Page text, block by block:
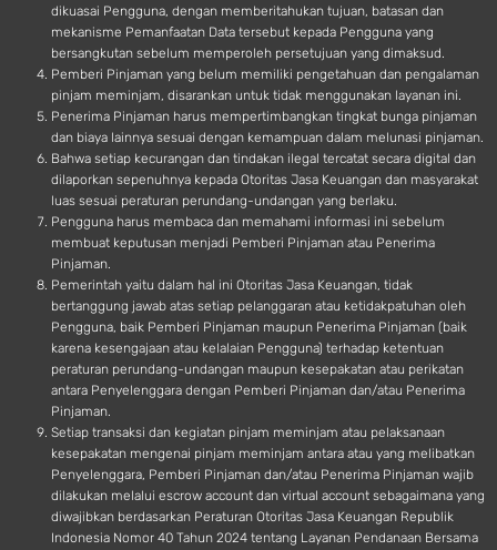
dikuasai Pengguna, dengan memberitahukan tujuan, batasan dan
mekanisme Pemanfaatan Data tersebut kepada Pengguna yang
bersangkutan sebelum memperoleh persetujuan yang dimaksud.
Pemberi Pinjaman yang belum memiliki pengetahuan dan pengalaman
pinjam meminjam, disarankan untuk tidak menggunakan layanan ini.
Penerima Pinjaman harus mempertimbangkan tingkat bunga pinjaman
dan biaya lainnya sesuai dengan kemampuan dalam melunasi pinjaman.
Bahwa setiap kecurangan dan tindakan ilegal tercatat secara digital dan
dilaporkan sepenuhnya kepada Otoritas Jasa Keuangan dan masyarakat
luas sesuai peraturan perundang-undangan yang berlaku.
Pengguna harus membaca dan memahami informasi ini sebelum
membuat keputusan menjadi Pemberi Pinjaman atau Penerima
Pinjaman.
Pemerintah yaitu dalam hal ini Otoritas Jasa Keuangan, tidak
bertanggung jawab atas setiap pelanggaran atau ketidakpatuhan oleh
Pengguna, baik Pemberi Pinjaman maupun Penerima Pinjaman (baik
karena kesengajaan atau kelalaian Pengguna) terhadap ketentuan
peraturan perundang-undangan maupun kesepakatan atau perikatan
antara Penyelenggara dengan Pemberi Pinjaman dan/atau Penerima
Pinjaman.
Setiap transaksi dan kegiatan pinjam meminjam atau pelaksanaan
kesepakatan mengenai pinjam meminjam antara atau yang melibatkan
Penyelenggara, Pemberi Pinjaman dan/atau Penerima Pinjaman wajib
dilakukan melalui escrow account dan virtual account sebagaimana yang
diwajibkan berdasarkan Peraturan Otoritas Jasa Keuangan Republik
Indonesia Nomor 40 Tahun 2024 tentang Layanan Pendanaan Bersama